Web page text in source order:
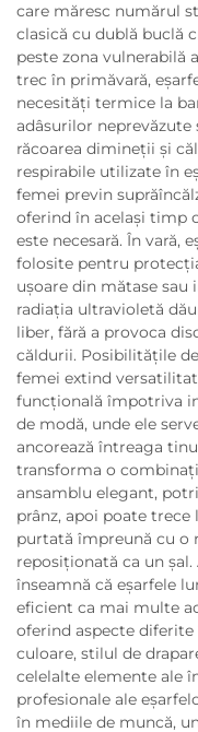
care măresc numărul
clasică cu dublă buclă
peste zona vulnerabilă
trec în primăvară,
necesități termice la
adâsurilor
răcoarea dimineții și
respirabile utilizate în
femei previn
oferind în același timp
este necesară. În vară,
folosite pentru
ușoare din mătase
radiația ultravioletă
liber, fără a provoca
căldurii. Posibilitățile
femei extind
funcțională împotriva
de modă, unde ele
ancorează întreaga
transforma o
ansamblu elegant,
prânz, apoi poate trece
purtată împreună cu o
reposiționată ca un șal.
înseamnă că eşarfele
eficient ca mai multe
oferind aspecte
culoare, stilul de
celelalte elemente ale
profesionale ale
în mediile de muncă,